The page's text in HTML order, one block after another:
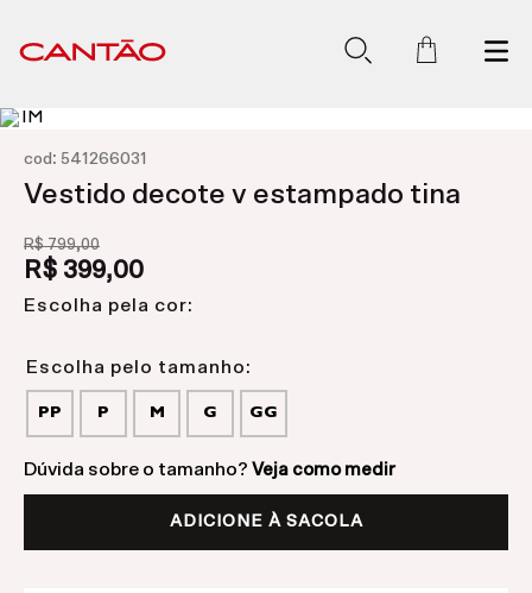
cod : 541266031
Vestido decote v estampado tina
R$ 799,00
R$ 399,00
Escolha pela cor:
PP P M G GG
Dúvida sobre o tamanho? Veja como medir
ADICIONE À SACOLA